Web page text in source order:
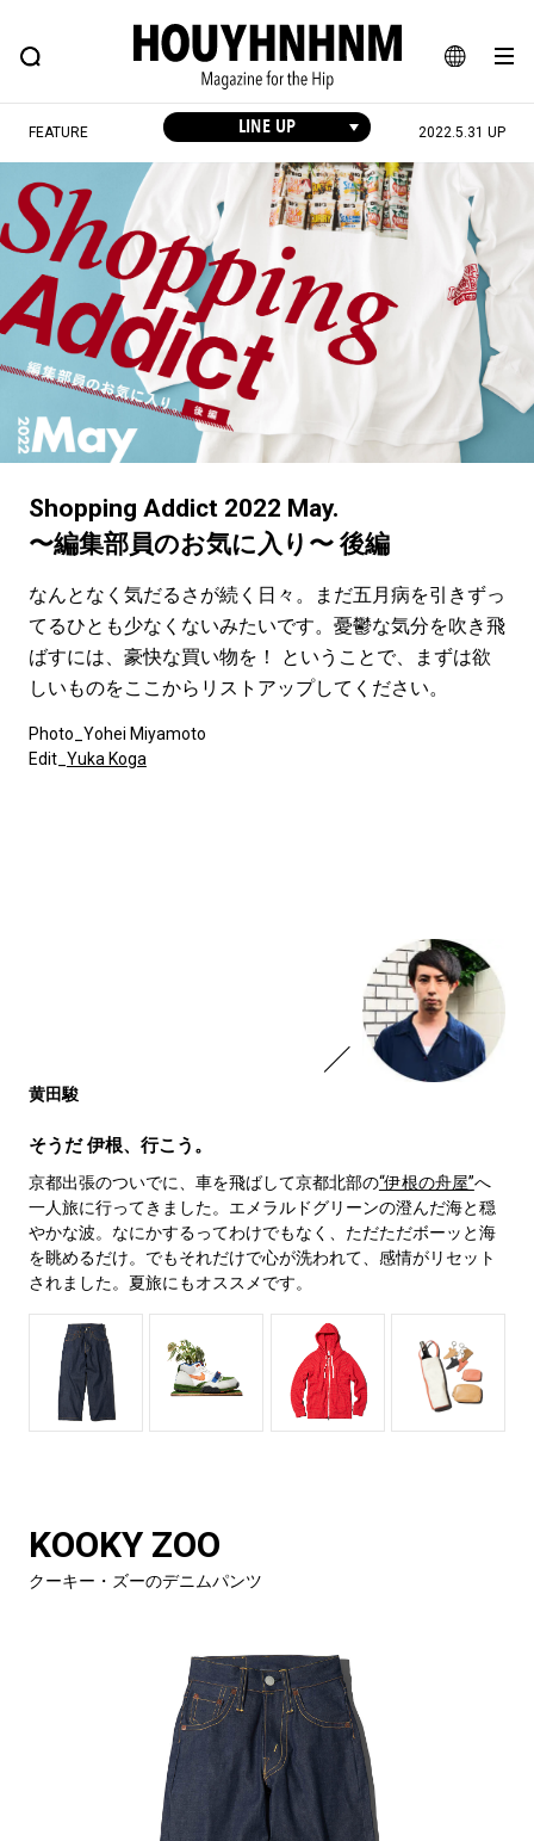
JA
EN
FEATURE BLOG SNAP
ヒップなファッション、カルチャー、ライフスタイルWEBマガジン
#注目のタグ
#SHOPPING ADDICT #憧れの逸品
#ESSENTIAL DESIGNS #古着サミット
#NEW VINTAGE #マイナーグッド図鑑
#路地裏てぃーん。 #MONTHLY JOURNAL
#GH 銘品の所以 #フイナムのYouTube
#Commune H #FOCUS IT #AH.H
#ととけん #FASHION #MUSIC
#LIFESTYLE #SNEAKER #OUTDOOR
FEATURE 2022.5.31 UP
Shopping Addict 2022 May.
〜編集部員のお気に入り〜 後編
なんとなく気だるさが続く日々。まだ五月病を引きずっ
てるひとも少なくないみたいです。憂鬱な気分を吹き飛
ばすには、豪快な買い物を！ ということで、まずは欲
しいものをここからリストアップしてください。
Photo_Yohei Miyamoto
Edit_ Yuka Koga
LINE UP
須藤結理
竹田崇真
柴山英樹
黄田駿
そうだ 伊根、行こう。
京都出張のついでに、車を飛ばして京都北部の“伊根の舟屋”へ
一人旅に行ってきました。エメラルドグリーンの澄んだ海と穏
やかな波。なにかするってわけでもなく、ただただボーッと海
を眺めるだけ。でもそれだけで心が洗われて、感情がリセット
されました。夏旅にもオススメです。
KOOKY ZOO
クーキー・ズーのデニムパンツ